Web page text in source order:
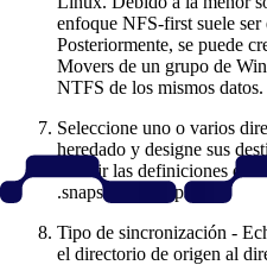
enfoque NFS-first suele
Posteriormente, se puede
Movers de un grupo de
NTFS de los mismos datos.
Seleccione uno o varios
heredado y designe sus
excluir las definiciones de
.snapshot e .snapshots.
Tipo de sincronización -
el directorio de origen al